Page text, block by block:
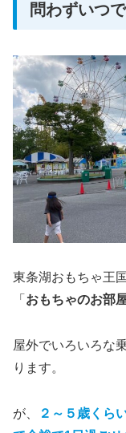
問わずいつ
東条湖おもちゃ王
「 おもちゃのお部
屋外でいろいろな
ります。
が、
２～５歳くら